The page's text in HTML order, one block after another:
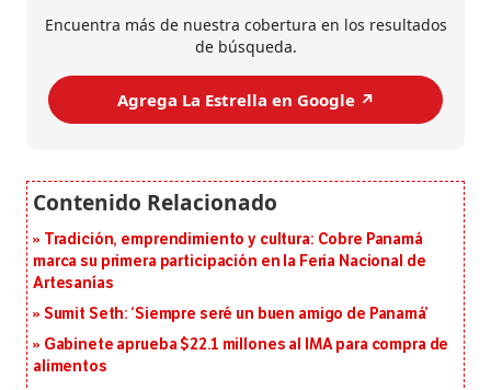
Encuentra más de nuestra cobertura en los resultados
de búsqueda.
Agrega La Estrella en Google ↗️
Tradición, emprendimiento y cultura: Cobre Panamá
marca su primera participación en la Feria Nacional de
Artesanías
Sumit Seth: ‘Siempre seré un buen amigo de Panamá’
Gabinete aprueba $22.1 millones al IMA para compra de
alimentos